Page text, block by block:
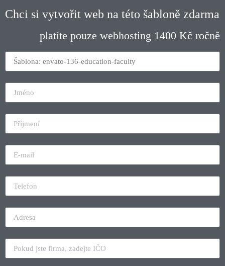
Chci si vytvořit web na této šabloně zdarma
platíte pouze webhosting 1400 Kč ročně